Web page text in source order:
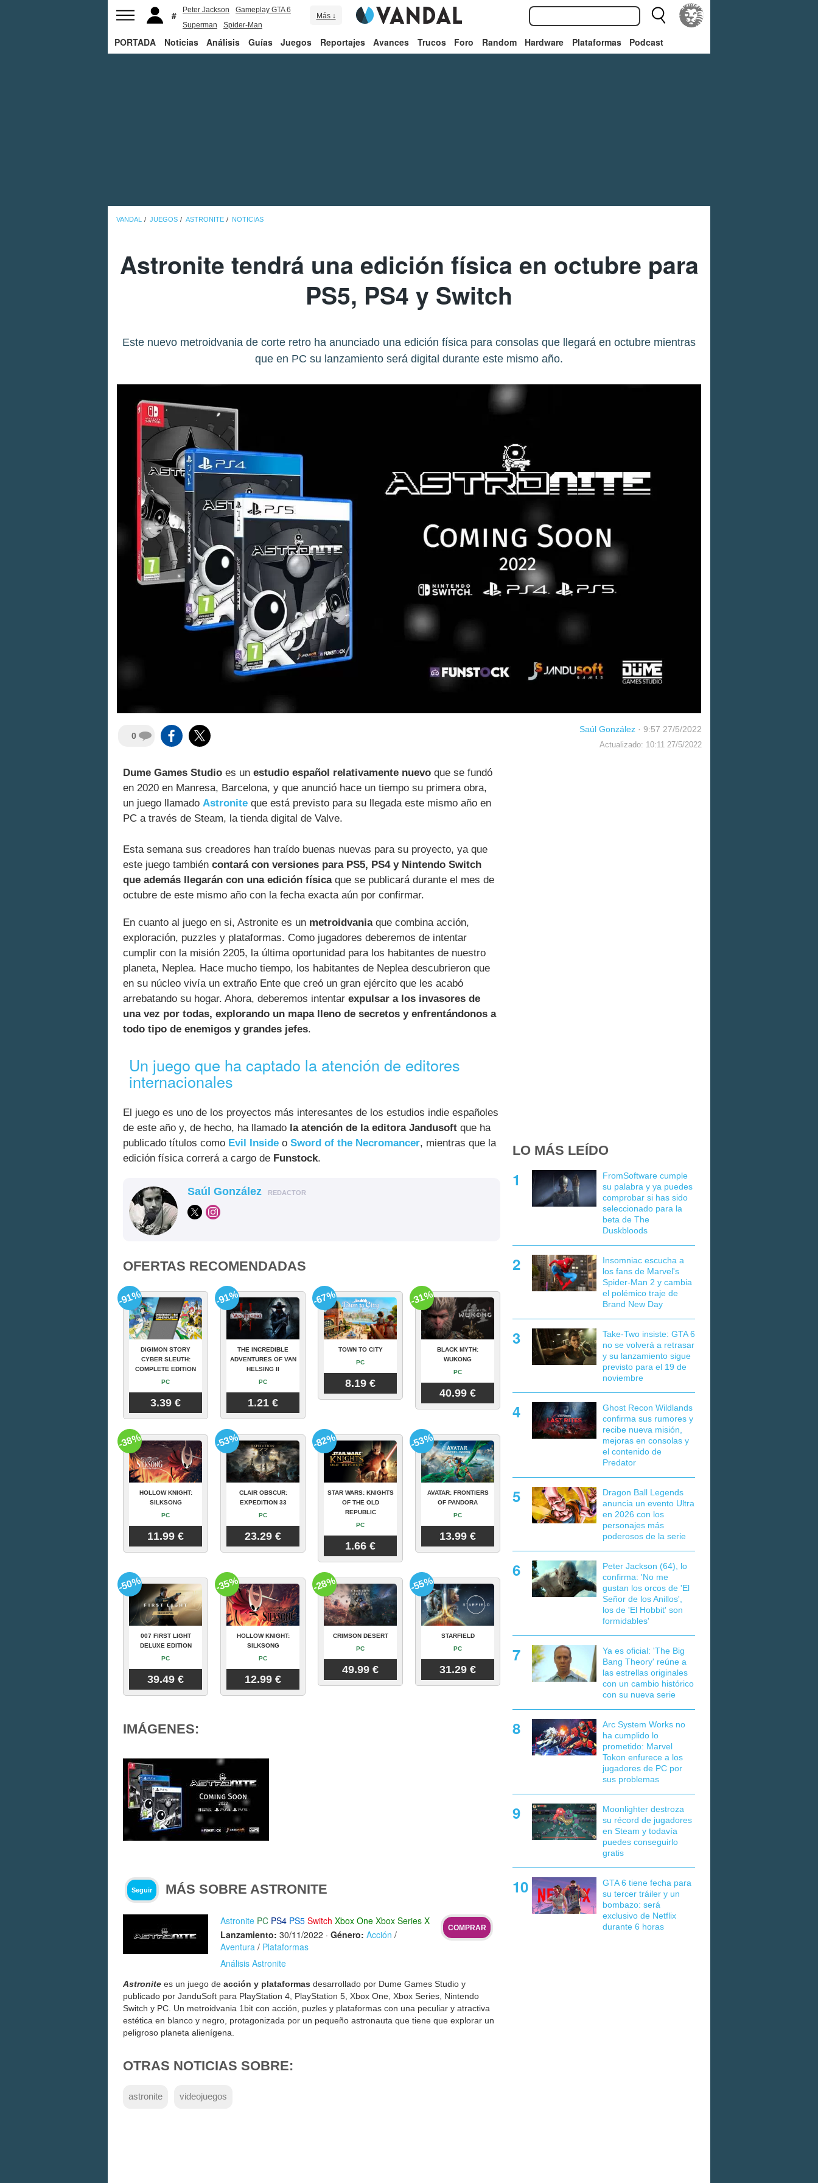
Peter Jackson
Gameplay GTA 6
Superman
Spider-Man
Más ↓
PORTADA Noticias Análisis Guías Juegos Reportajes Avances Trucos Foro Random Hardware Plataformas Podcast
VANDAL JUEGOS ASTRONITE NOTICIAS
Astronite tendrá una edición física en octubre para
PS5, PS4 y Switch
Este nuevo metroidvania de corte retro ha anunciado una edición física para consolas que llegará en octubre mientras
que en PC su lanzamiento será digital durante este mismo año.
0
Saúl González · 9:57 27/5/2022
Actualizado: 10:11 27/5/2022
Dume Games Studio es un estudio español relativamente nuevo que se fundó
en 2020 en Manresa, Barcelona, y que anunció hace un tiempo su primera obra,
un juego llamado Astronite que está previsto para su llegada este mismo año en
PC a través de Steam, la tienda digital de Valve.
Esta semana sus creadores han traído buenas nuevas para su proyecto, ya que
este juego también contará con versiones para PS5, PS4 y Nintendo Switch
que además llegarán con una edición físicaque se publicará durante el mes de
octubre de este mismo año con la fecha exacta aún por confirmar.
En cuanto al juego en si, Astronite es un metroidvaniaque combina acción,
exploración, puzzles y plataformas. Como jugadores deberemos de intentar
cumplir con la misión 2205, la última oportunidad para los habitantes de nuestro
planeta, Neplea. Hace mucho tiempo, los habitantes de Neplea descubrieron que
en su núcleo vivía un extraño Ente que creó un gran ejército que les acabó
arrebatando su hogar. Ahora, deberemos intentar expulsar a los invasores de
una vez por todas, explorando un mapa lleno de secretos y enfrentándonos a
todo tipo de enemigos y grandes jefes.
Un juego que ha captado la atención de editores
internacionales
El juego es uno de los proyectos más interesantes de los estudios indie españoles
de este año y, de hecho, ha llamado la atención de la editora Jandusoft que ha
publicado títulos como Evil Inside o Sword of the Necromancer, mientras que la
edición física correrá a cargo de Funstock.
Saúl González REDACTOR
OFERTAS RECOMENDADAS
DIGIMON STORY
CYBER SLEUTH:
COMPLETE EDITION
PC
3.39 €
-91%
THE INCREDIBLE
ADVENTURES OF VAN
HELSING II
PC
1.21 €
-91%
TOWN TO CITY
PC
8.19 €
-67%
BLACK MYTH:
WUKONG
PC
40.99 €
-31%
HOLLOW KNIGHT:
SILKSONG
PC
11.99 €
-38%
CLAIR OBSCUR:
EXPEDITION 33
PC
23.29 €
-53%
STAR WARS: KNIGHTS
OF THE OLD
REPUBLIC
PC
1.66 €
-82%
AVATAR: FRONTIERS
OF PANDORA
PC
13.99 €
-53%
007 FIRST LIGHT
DELUXE EDITION
PC
39.49 €
-50%
HOLLOW KNIGHT:
SILKSONG
PC
12.99 €
-35%
CRIMSON DESERT
PC
49.99 €
-28%
STARFIELD
PC
31.29 €
-55%
IMÁGENES:
Seguir MÁS SOBRE ASTRONITE
Astronite PC PS4 PS5 Switch Xbox One Xbox Series X
Lanzamiento: 30/11/2022 · Género: Acción /
Aventura / Plataformas
COMPRAR
Análisis Astronite
Astronite es un juego de acción y plataformas desarrollado por Dume Games Studio y
publicado por JanduSoft para PlayStation 4, PlayStation 5, Xbox One, Xbox Series, Nintendo
Switch y PC. Un metroidvania 1bit con acción, puzles y plataformas con una peculiar y atractiva
estética en blanco y negro, protagonizada por un pequeño astronauta que tiene que explorar un
peligroso planeta alienígena.
OTRAS NOTICIAS SOBRE:
astronite videojuegos
LO MÁS LEÍDO
FromSoftware cumple
su palabra y ya puedes
comprobar si has sido
seleccionado para la
beta de The
Duskbloods
Insomniac escucha a
los fans de Marvel's
Spider-Man 2 y cambia
el polémico traje de
Brand New Day
Take-Two insiste: GTA 6
no se volverá a retrasar
y su lanzamiento sigue
previsto para el 19 de
noviembre
Ghost Recon Wildlands
confirma sus rumores y
recibe nueva misión,
mejoras en consolas y
el contenido de
Predator
Dragon Ball Legends
anuncia un evento Ultra
en 2026 con los
personajes más
poderosos de la serie
Peter Jackson (64), lo
confirma: 'No me
gustan los orcos de 'El
Señor de los Anillos',
los de 'El Hobbit' son
formidables'
Ya es oficial: 'The Big
Bang Theory' reúne a
las estrellas originales
con un cambio histórico
con su nueva serie
Arc System Works no
ha cumplido lo
prometido: Marvel
Tokon enfurece a los
jugadores de PC por
sus problemas
Moonlighter destroza
su récord de jugadores
en Steam y todavía
puedes conseguirlo
gratis
GTA 6 tiene fecha para
su tercer tráiler y un
bombazo: será
exclusivo de Netflix
durante 6 horas